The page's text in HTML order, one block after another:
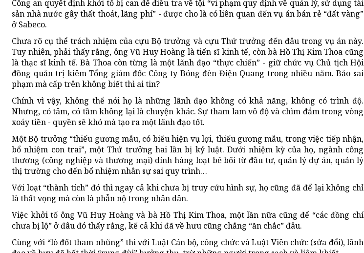
Công an quyết định khởi tố bị can để điều tra về tội “vi phạm quy định về quản lý, sử dụng tài
sản nhà nước gây thất thoát, lãng phí” - được cho là có liên quan đến vụ án bán rẻ “đất vàng”
ở Sabeco.
Chưa rõ cụ thể trách nhiệm của cựu Bộ trưởng và cựu Thứ trưởng đến đâu trong vụ án này.
Tuy nhiên, phải thấy rằng, ông Vũ Huy Hoàng là tiến sĩ kinh tế, còn bà Hồ Thị Kim Thoa cũng
là thạc sĩ kinh tế. Bà Thoa còn từng là một lãnh đạo “thực chiến” - giữ chức vụ Chủ tịch Hội
đồng quản trị kiêm Tổng giám đốc Công ty Bóng đèn Điện Quang trong nhiều năm. Bảo sai
phạm mà cấp trên không biết thì ai tin?
Chính vì vậy, không thể nói họ là những lãnh đạo không có khả năng, không có trình độ.
Nhưng, có tâm, có tầm không lại là chuyện khác. Sự tham lam vô độ và chìm đắm trong vòng
xoáy tiền - quyền sẽ khó mà tạo ra một lãnh đạo tốt.
Một Bộ trưởng “thiếu gương mẫu, có biểu hiện vụ lợi, thiếu gương mẫu, trong việc tiếp nhận,
bổ nhiệm con trai”, một Thứ trưởng hai lần bị kỷ luật. Dưới nhiệm kỳ của họ, ngành công
thương (công nghiệp và thương mại) dính hàng loạt bê bối từ đầu tư, quản lý dự án, quản lý
thị trường cho đến bổ nhiệm nhân sự sai quy trình…
Với loạt “thành tích” đó thì ngay cả khi chưa bị truy cứu hình sự, họ cũng đã để lại không chỉ
là thất vọng mà còn là phẫn nộ trong nhân dân.
Việc khởi tố ông Vũ Huy Hoàng và bà Hồ Thị Kim Thoa, một lần nữa cũng để “các đồng chí
chưa bị lộ” ở đâu đó thấy rằng, kể cả khi đã về hưu cũng chẳng “ăn chắc” đâu.
Cùng với “lò đốt tham nhũng” thì với Luật Cán bộ, công chức và Luật Viên chức (sửa đổi), lãnh